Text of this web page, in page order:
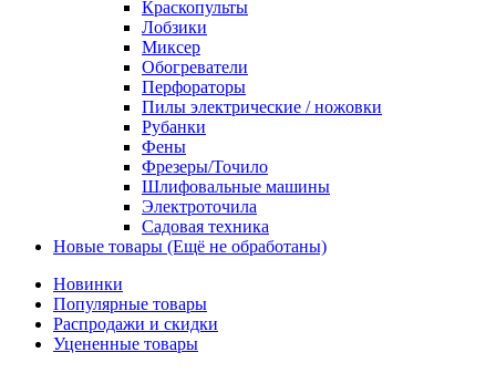
Краскопульты
Лобзики
Миксер
Обогреватели
Перфораторы
Пилы электрические / ножовки
Рубанки
Фены
Фрезеры/Точило
Шлифовальные машины
Электроточила
Садовая техника
Новые товары (Ещё не обработаны)
Новинки
Популярные товары
Распродажи и скидки
Уцененные товары